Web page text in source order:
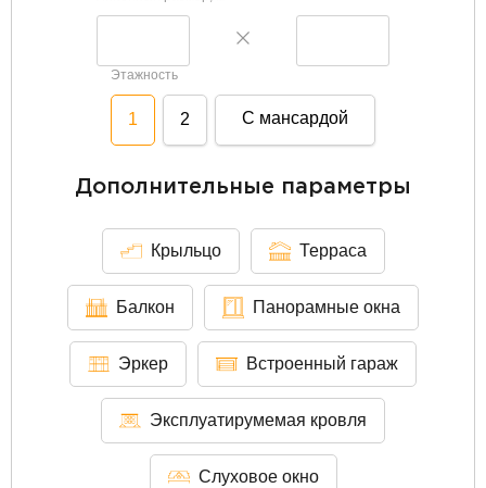
Этажность
1 2 С мансардой
Дополнительные параметры
Крыльцо Терраса
Балкон Панорамные окна
Эркер Встроенный гараж
Эксплуатирумемая кровля
Слуховое окно